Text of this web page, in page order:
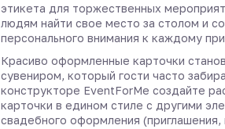
этикета для торжественных
людям найти свое место за столом и
персонального внимания к каждому
Красиво оформленные карточки
сувениром, который гости часто
конструкторе EventForMe создайте
карточки в едином стиле с другими
свадебного оформления